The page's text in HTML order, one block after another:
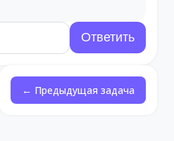
← Предыдущая задача